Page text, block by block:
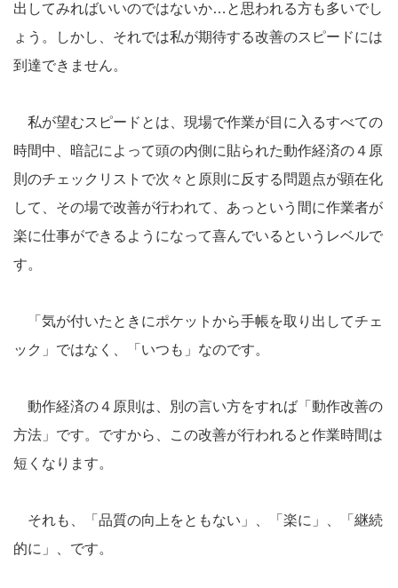
出してみればいいのではないか…と思われる方も多いでし
ょう。しかし、それでは私が期待する改善のスピードには
到達できません。
私が望むスピードとは、現場で作業が目に入るすべての
時間中、暗記によって頭の内側に貼られた動作経済の４原
則のチェックリストで次々と原則に反する問題点が顕在化
して、その場で改善が行われて、あっという間に作業者が
楽に仕事ができるようになって喜んでいるというレベルで
す。
「気が付いたときにポケットから手帳を取り出してチェ
ック」ではなく、「いつも」なのです。
動作経済の４原則は、別の言い方をすれば「動作改善の
方法」です。ですから、この改善が行われると作業時間は
短くなります。
それも、「品質の向上をともない」、「楽に」、「継続
的に」、です。